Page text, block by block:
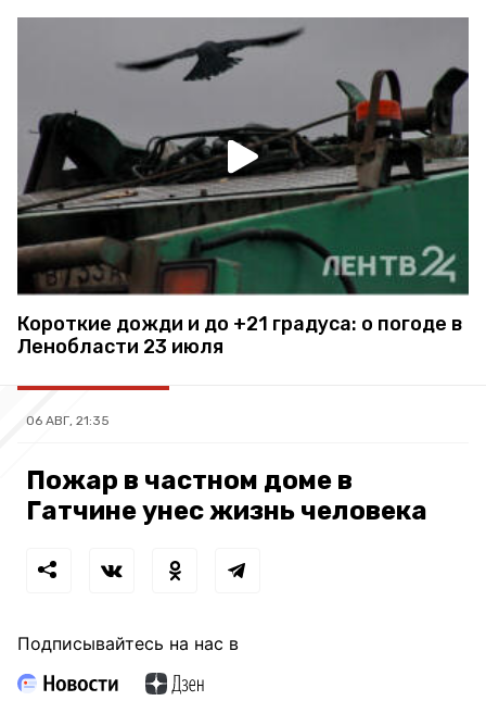
Короткие дожди и до +21 градуса: о погоде в
Ленобласти 23 июля
06 АВГ, 21:35
Пожар в частном доме в
Гатчине унес жизнь человека
Подписывайтесь на нас в